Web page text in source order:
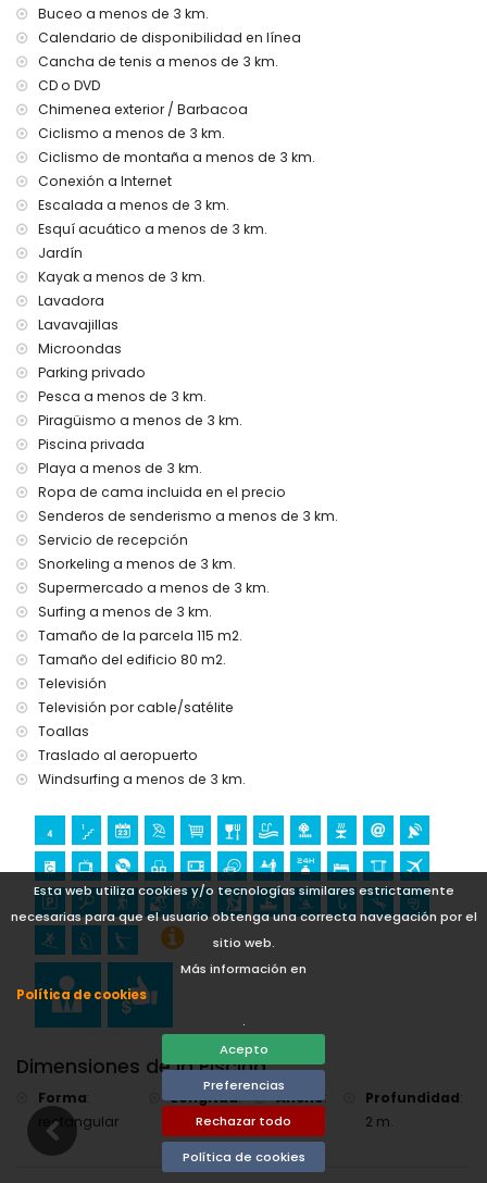
Esta web utiliza cookies y/o tecnologías similares estrictamente
necesarias para que el usuario obtenga una correcta navegación por el
sitio web.
Más información en
Política de cookies
.
Acepto
Preferencias
Rechazar todo
Política de cookies
kilómetros)
No se admiten mascotas
El alojamiento es muy adecuado para familias con niños
Instalaciones y servicios incluidos en el precio del alquiler
de la villa
Internet (WiFi)
Aspiradora, plancha y tabla de planchar
Ropa de cama y toallas
Servicio de recepción y servicio de emergencia 24 horas
Instalaciones y servicios con cargo adicional
Servicio de aeropuerto
Cama adicional y camas/cunas para niños (a demanda)
Entretenimiento y actividades de ocio para sus vacaciones
en Jávea, Costa Blanca
Cine, teatro, discoteca, bar, paseo marítimo (El Arenal y
Jávea) (a menos de 5 kilómetros de la casa)
Visitas y cultura en Jávea, Costa Blanca
Museo (Pueblo Histórico, Jávea), iglesia (San Bartolomé,
Jávea), ruina (Pueblo Histórico, Jávea), monumento
(Pueblo Histórico, Jávea), edificio arquitectónico (Pueblo
Histórico, Jávea), lugar histórico (Pueblo Histórico y Jávea)
(a menos de 5 kilómetros del alojamiento)
Castillo (Portal de la Vila y Dénia) (a menos de 25
kilómetros del alojamiento)
Deportes
Tenis, senderismo, ciclismo de montaña, ciclismo,
escalada, piragüismo, kayak, pesca, buceo, esnórquel, surf,
windsurf y esquí acuático (a menos de 5 kilómetros de la
villa)
10 kilómetros de la villa)
Buceo a menos de 3 km.
Calendario de disponibilidad en línea
Cancha de tenis a menos de 3 km.
CD o DVD
Chimenea exterior / Barbacoa
Ciclismo a menos de 3 km.
Ciclismo de montaña a menos de 3 km.
Conexión a Internet
Escalada a menos de 3 km.
Esquí acuático a menos de 3 km.
Jardín
Kayak a menos de 3 km.
Lavadora
Lavavajillas
Microondas
Parking privado
Pesca a menos de 3 km.
Piragüismo a menos de 3 km.
Piscina privada
Playa a menos de 3 km.
Ropa de cama incluida en el precio
Senderos de senderismo a menos de 3 km.
Servicio de recepción
Snorkeling a menos de 3 km.
Supermercado a menos de 3 km.
Surfing a menos de 3 km.
Tamaño de la parcela 115 m2.
Tamaño del edificio 80 m2.
Televisión
Televisión por cable/satélite
Toallas
Traslado al aeropuerto
Windsurfing a menos de 3 km.
Dimensiones de la Piscina
Forma:
rectangular
Longitud:
8 m.
Ancho:
4 m.
Profundidad:
2 m.